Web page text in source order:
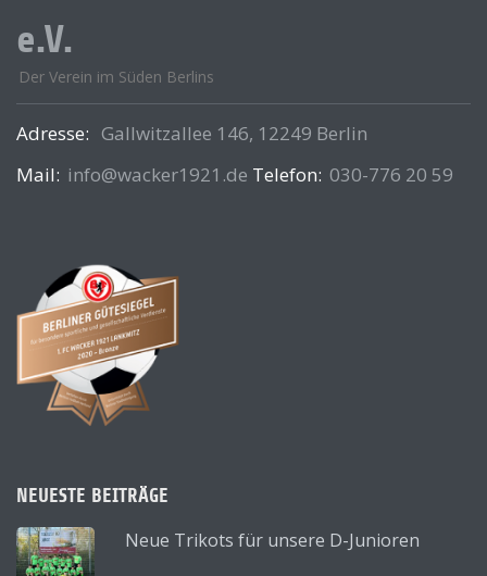
e.V.
Der Verein im Süden Berlins
Adresse: Gallwitzallee 146, 12249 Berlin
Mail: info@wacker1921.de Telefon: 030-776 20 59
NEUESTE BEITRÄGE
Neue Trikots für unsere D-Junioren